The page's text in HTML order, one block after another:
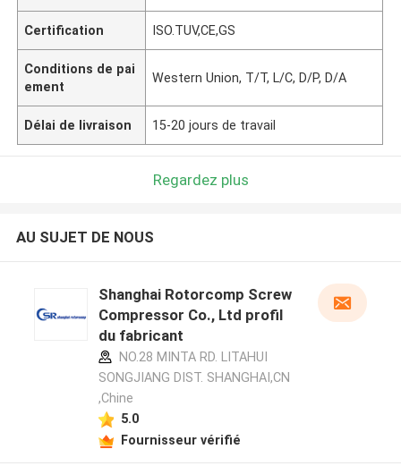
Certification ISO.TUV,CE,GS
Conditions de pai
ement
Western Union, T/T, L/C, D/P, D/A
Délai de livraison 15-20 jours de travail
Regardez plus
AU SUJET DE NOUS
Shanghai Rotorcomp Screw
Compressor Co., Ltd profil
du fabricant
NO.28 MINTA RD. LITAHUI
SONGJIANG DIST. SHANGHAI,CN
,Chine
5.0
Fournisseur vérifié